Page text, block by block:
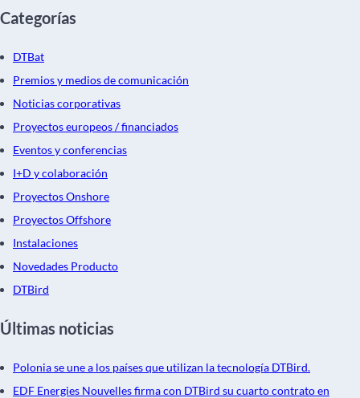
Categorías
DTBat
Premios y medios de comunicación
Noticias corporativas
Proyectos europeos / financiados
Eventos y conferencias
I+D y colaboración
Proyectos Onshore
Proyectos Offshore
Instalaciones
Novedades Producto
DTBird
Últimas noticias
Polonia se une a los países que utilizan la tecnología DTBird.
EDF Energies Nouvelles firma con DTBird su cuarto contrato en